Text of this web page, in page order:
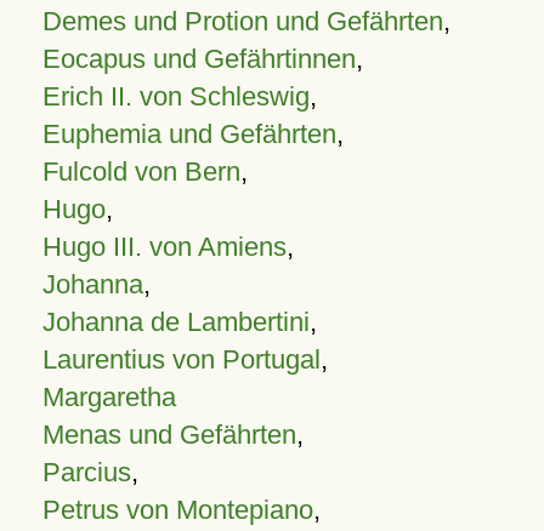
Demes und Protion und Gefährten,
Eocapus und Gefährtinnen,
Erich II. von Schleswig,
Euphemia und Gefährten,
Fulcold von Bern,
Hugo,
Hugo III. von Amiens,
Johanna,
Johanna de Lambertini,
Laurentius von Portugal,
Margaretha
Menas und Gefährten,
Parcius,
Petrus von Montepiano,